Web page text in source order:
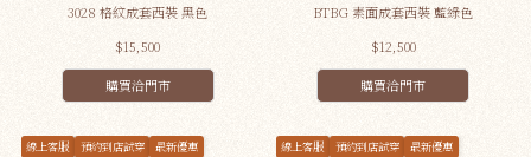
3028 格紋成套西裝 黑色
$15,500
購買洽門市
BTBG 素面成套西裝 藍綠色
$12,500
購買洽門市
線上客服 預約到店試穿 最新優惠 線上客服 預約到店試穿 最新優惠